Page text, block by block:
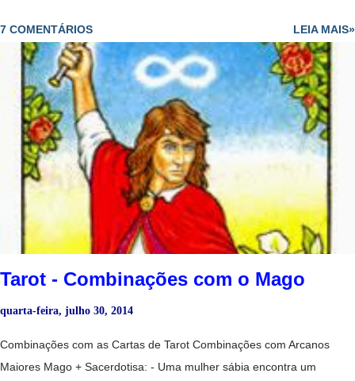
o que quer e ainda tem que aprender muitas coisas para avançar. -
Revelação vem tarde demais; perdeu a oportunidade. - Todos os
caminhos estão abertos para o consulente. - Mulher que perde os
papéis. - Perda de controle. - Pessoa que ajuda a outra a manter o
foco. - Mulher sábia que dá passos ousados no amor​​. - Portas abertas
da iluminação espiritual, mas deve tomar cuidado para não se perder
em fantasias. - Pode representar uma mulher imprudente e
excessivamente idealista e sonhadora. - Amor que não se expressa e
que finalmente se liberta. - Relação passageira. - No dinheiro, cuidado
com suas economias, possível desperdício de...
7 COMENTÁRIOS LEIA MAIS»
Tarot - Combinações com o Mago
quarta-feira, julho 30, 2014
Combinações com as Cartas de Tarot Combinações com Arcanos
Maiores Mago + Sacerdotisa: - Uma mulher sábia encontra um